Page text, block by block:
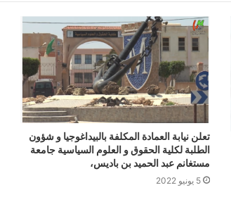
تعلن نيابة العمادة المكلفة بالبيداغوجيا و شؤون
الطلبة لكلية الحقوق و العلوم السياسية جامعة
مستغانم عبد الحميد بن باديس،
5 يونيو 2022